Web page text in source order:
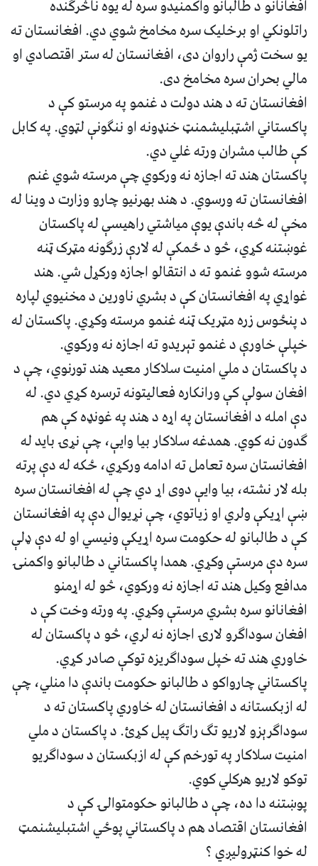
افغانانو د طالبانو واکمنيدو سره له یوه ناڅرګنده
راتلونکي او برخلیک سره مخامخ شوي دي. افغانستان ته
یو سخت ژمې راروان دی، افغانستان له ستر اقتصادي او
مالي بحران سره مخامخ دی.
افغانستان ته د هند دولت د غنمو په مرستو کې د
پاکستاني اشټبلیشمنټ خنډونه او ننګونې لټوي. په کابل
کې طالب مشران ورته غلي دي.
پاکستان هند ته اجازه نه ورکوي چې مرسته شوي غنم
افغانستان ته ورسوي. د هند بهرنیو چارو وزارت د وینا له
مخې له څه باندې یوې میاشتي راهیسې له پاکستان
غوښتنه کړي، څو د ځمکې له لارې زرګونه مټرک ټنه
مرسته شوو غنمو ته د انتقالو اجازه ورکړل شي. هند
غواړي په افغانستان کې د بشري ناورین د مخنیوي لپاره
د پنځوس زره مټریک ټنه غنمو مرسته وکړي. پاکستان له
خپلې خاورې د غنمو تېریدو ته اجازه نه ورکوي.
د پاکستان د ملي امنیت سلاکار معید هند تورنوي، چې د
افغان سولې کې ورانکاره فعالیتونه ترسره کړي دي. له
دې امله د افغانستان په اړه د هند په غونډه کې هم
ګدون نه کوي. همدغه سلاکار بیا وایې، چې نړۍ باید له
افغانستان سره تعامل ته ادامه ورکړي، ځکه له دې پرته
بله لار نشته، بیا وایې دوی اړ دي چې له افغانستان سره
ښې اړیکې ولري او زیاتوي، چې نړیوال دې په افغانستان
کې د طالبانو له حکومت سره اړیکې ونیسي او له دې ډلې
سره دې مرستې وکړي. همدا پاکستاني د طالبانو واکمنۍ
مدافع وکیل هند ته اجازه نه ورکوي، څو له اړمنو
افغانانو سره بشري مرستې وکړي. په ورته وخت کې د
افغان سوداګرو لارۍ اجازه نه لري، څو د پاکستان له
خاوري هند ته خپل سوداګریزه توکې صادر کړي.
پاکستاني چارواکو د طالبانو حکومت باندې دا منلي، چې
له ازبکستانه د افغانستان له خاوري پاکستان ته د
سوداګرېزو لاریو تګ راتګ پیل کړئ. د پاکستان د ملي
امنیت سلاکار په تورخم کې له ازبکستان د سوداګریو
توکو لاریو هرکلي کوي.
پوښتنه دا ده، چې د طالبانو حکومتوالۍ کې د
افغانستان اقتصاد هم د پاکستاني پوځي اشتبلیشنمټ
له خوا کنټرولیږي ؟